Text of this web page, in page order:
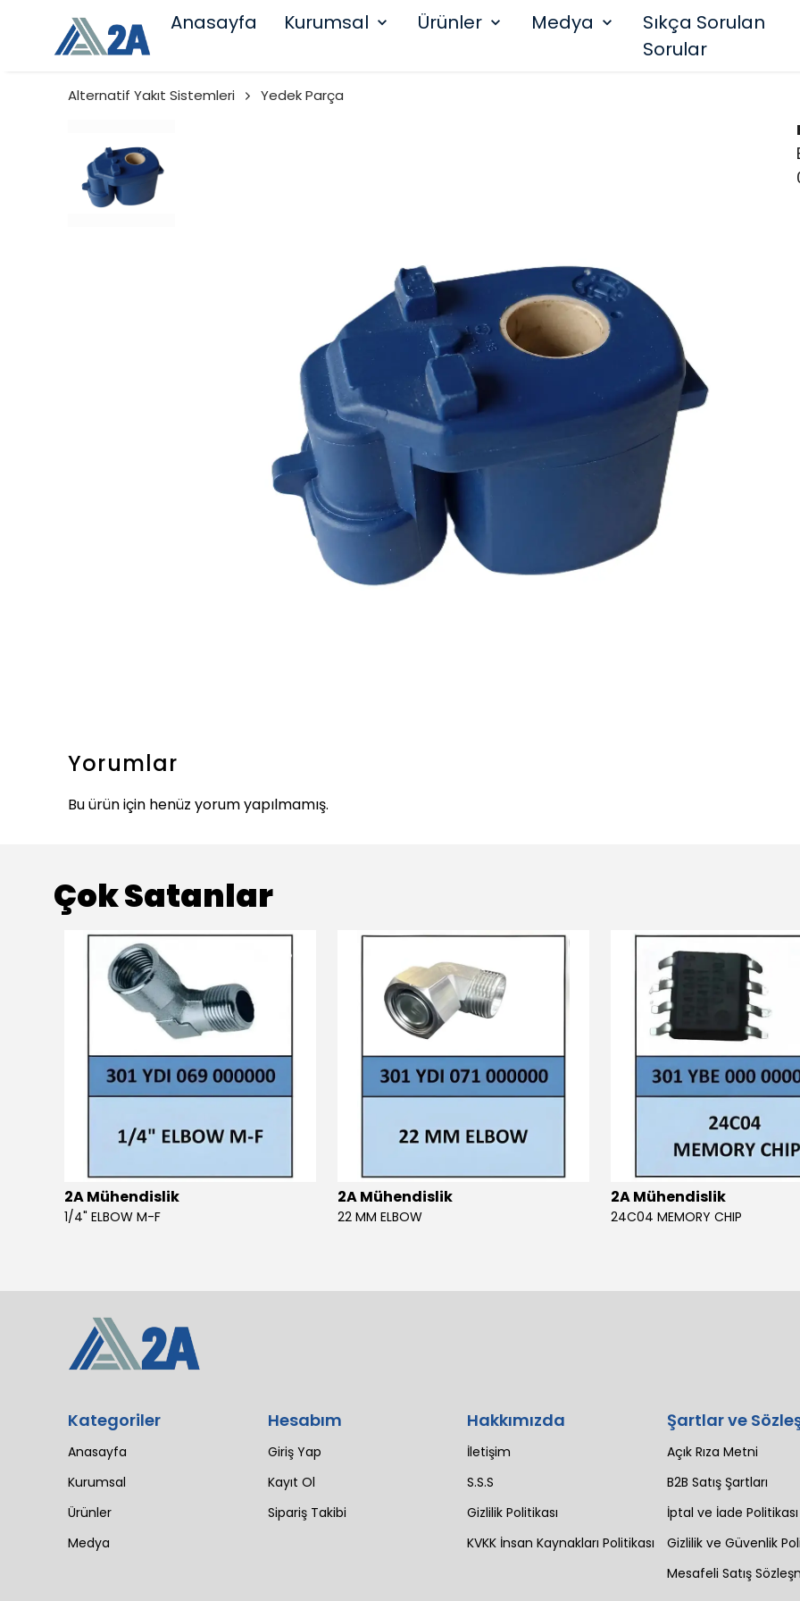
Anasayfa Kurumsal Ürünler Medya
Sıkça Sorulan
Sorular
Alternatif Yakıt Sistemleri Yedek Parça
Yorumlar
Bu ürün için henüz yorum yapılmamış.
Çok Satanlar
2A Mühendislik
1/4" ELBOW M-F
2A Mühendislik
22 MM ELBOW
2A Mühendislik
24C04 MEMORY CHIP
Kategoriler
Anasayfa
Kurumsal
Ürünler
Medya
Hesabım
Giriş Yap
Kayıt Ol
Sipariş Takibi
Hakkımızda
İletişim
S.S.S
Gizlilik Politikası
KVKK İnsan Kaynakları Politikası
Şartlar ve
Açık Rıza Metni
B2B Satış Şartları
İptal ve İade Politikası
Gizlilik ve Güvenlik
Mesafeli Satış